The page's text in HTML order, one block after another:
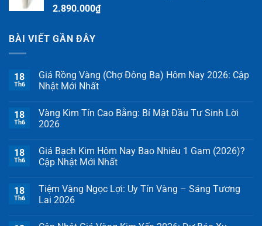
2.890.000₫
BÀI VIẾT GẦN ĐÂY
18
Th6
Giá Rồng Vàng (Chợ Đông Ba) Hôm Nay 2026: Cập
Nhật Mới Nhất
18
Th6
Vàng Kim Tín Cao Bằng: Bí Mật Đầu Tư Sinh Lời
2026
18
Th6
Giá Bạch Kim Hôm Nay Bao Nhiêu 1 Gam (2026)?
Cập Nhật Mới Nhất
18
Th6
Tiệm Vàng Ngọc Lợi: Uy Tín Vàng – Sáng Tương
Lai 2026